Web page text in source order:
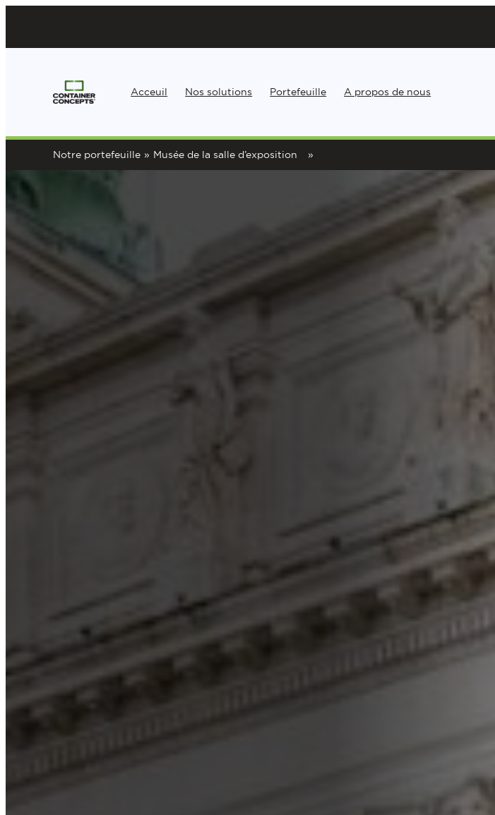
au
Acceuil Nos solutions Portefeuille A propos de nous
Notre portefeuille » Musée de la salle d’exposition